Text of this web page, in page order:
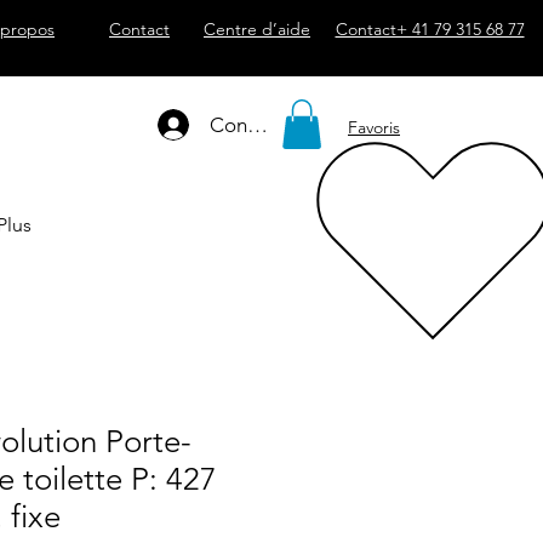
Contact Centre d’aide Contact+ 41 79 315 68 77
Connexion Favoris
Porte-
toilette P: 427
fixe